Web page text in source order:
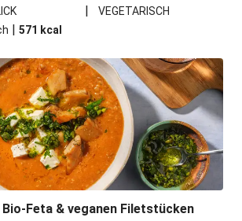
|
VEGETARISCH
| 571 kcal
Feta & veganen Filetstücken